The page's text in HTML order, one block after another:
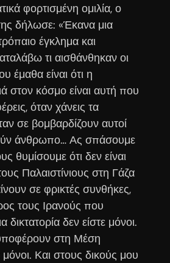
φορτισμένη ομιλία, ο
δήλωσε: «Έκανα μια
έγκλημα και
τι αισθάνθηκαν οι
έμαθα είναι ότι η
στον κόσμο είναι αυτή που
όταν χάνεις τα
σε βομβαρδίζουν αυτοί
άνθρωπο… Ας σπάσουμε
θυμίσουμε ότι δεν είναι
Παλαιστίνιους στη Γάζα
σε φρικτές συνθήκες,
τους Ιρανούς που
δεν είστε μόνοι.
στη Μέση
Και στους δικούς μου